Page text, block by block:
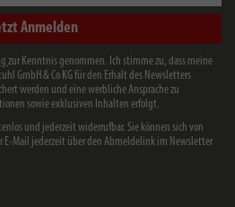
Anmelden
zur Kenntnis genommen. Ich stimme zu, dass meine
GmbH & Co KG für den Erhalt des Newsletters
werden und eine werbliche Ansprache zu
sowie exklusiven Inhalten erfolgt.
und jederzeit widerrufbar. Sie können sich von
E-Mail jederzeit über den Abmeldelink im Newsletter